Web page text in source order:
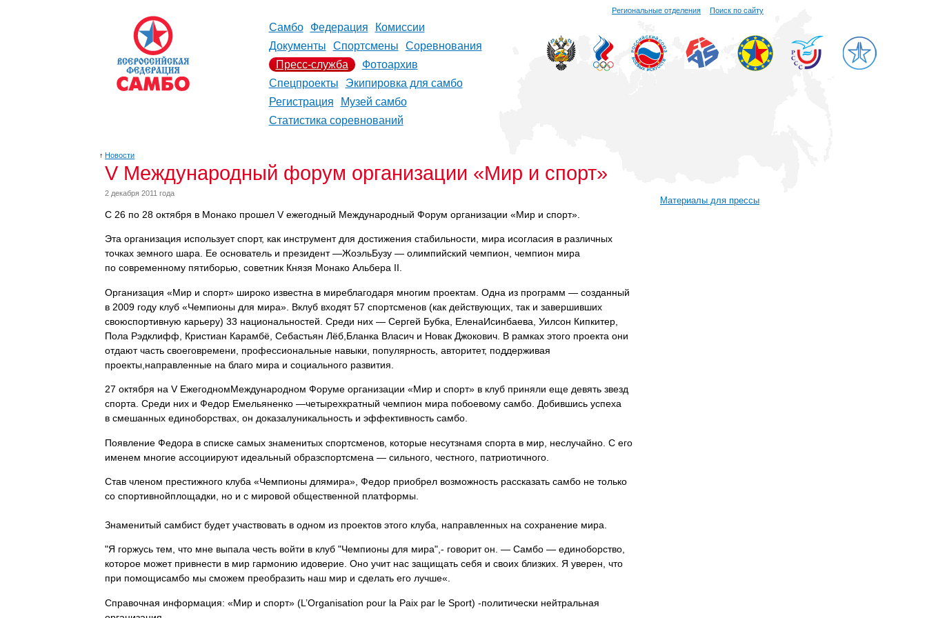
Региональные отделения Поиск по сайту
Самбо Федерация
Комиссии
Документы
Спортсмены
Соревнования
Пресс-служба
Фотоархив
Спецпроекты
Экипировка для самбо
Регистрация
Музей самбо
Статистика соревнований
↑ Новости
V Международный форум организации «Мир и спорт»
2 декабря 2011 года
С 26 по 28 октября в Монако прошел Vежегодный Международный Форум организации «Мир и спорт».
Эта организация использует спорт, как инструмент для достижения стабильности, мира исогласия в различных
точках земного шара. Ее основатель и президент —ЖоэльБузу — олимпийский чемпион, чемпион мира
по современному пятиборью, советник Князя Монако Альбера II.
Организация «Мир и спорт» широко известна в миреблагодаря многим проектам. Одна из программ — созданный
в 2009 году клуб «Чемпионы для мира». Вклуб входят 57 спортсменов (как действующих, так и завершивших
своюспортивную карьеру) 33 национальностей. Среди них — Сергей Бубка, ЕленаИсинбаева, Уилсон Кипкитер,
Пола Рэдклифф, Кристиан Карамбё, Себастьян Лёб,Бланка Власич и Новак Джокович. В рамках этого проекта они
отдают часть своеговремени, профессиональные навыки, популярность, авторитет, поддерживая
проекты,направленные на благо мира и социального развития.
27 октября на VЕжегодномМеждународном Форуме организации «Мир и спорт» в клуб приняли еще девять звезд
спорта. Среди них и Федор Емельяненко —четырехкратный чемпион мира побоевому самбо. Добившись успеха
в смешанных единоборствах, он доказалуникальность и эффективность самбо.
Появление Федора в списке самых знаменитых спортсменов, которые несутзнамя спорта в мир, неслучайно. С его
именем многие ассоциируют идеальный образспортсмена — сильного, честного, патриотичного.
Став членом престижного клуба «Чемпионы длямира», Федор приобрел возможность рассказать самбо не только
со спортивнойплощадки, но и с мировой общественной платформы.
Знаменитый самбист будет участвовать в одном из проектов этого клуба, направленных на сохранение мира.
"Я горжусь тем, что мне выпала честь войти в клуб "Чемпионы для мира",- говорит он. — Самбо — единоборство,
которое может привнести в мир гармонию идоверие. Оно учит нас защищать себя и своих близких. Я уверен, что
при помощисамбо мы сможем преобразить наш мир и сделать его лучше«.
Справочная информация: «Мир и спорт» (L’Organisation pour la Paix par le Sport) -политически нейтральная
Материалы для прессы